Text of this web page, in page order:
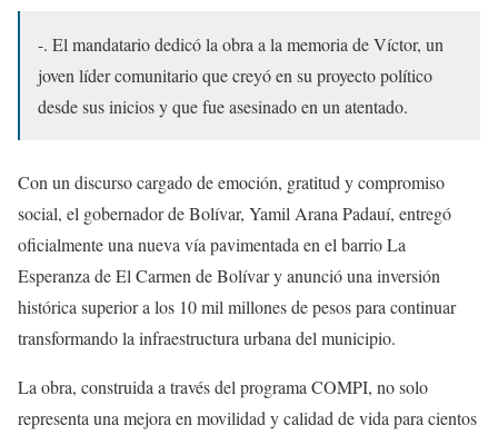
-. El mandatario dedicó la obra a la memoria de Víctor, un
joven líder comunitario que creyó en su proyecto político
desde sus inicios y que fue asesinado en un atentado.
Con un discurso cargado de emoción, gratitud y compromiso
social, el gobernador de Bolívar, Yamil Arana Padauí, entregó
oficialmente una nueva vía pavimentada en el barrio La
Esperanza de El Carmen de Bolívar y anunció una inversión
histórica superior a los 10 mil millones de pesos para continuar
transformando la infraestructura urbana del municipio.
La obra, construida a través del programa COMPI, no solo
representa una mejora en movilidad y calidad de vida para cientos